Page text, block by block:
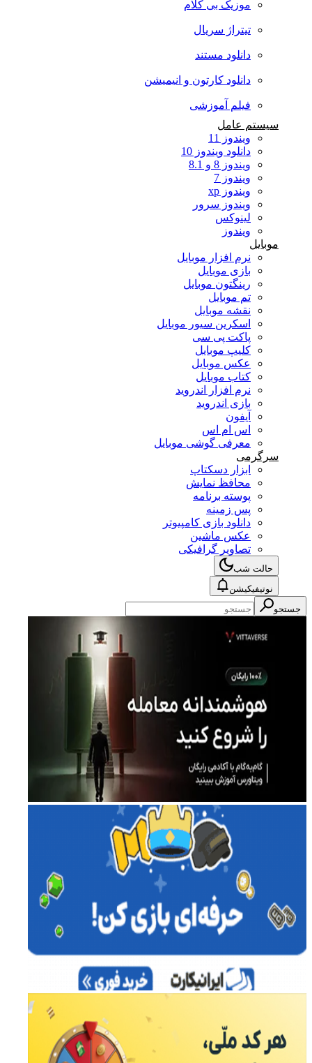
موزیک بی کلام
تیتراژ سریال
دانلود مستند
دانلود کارتون و انیمیشن
فیلم آموزشی
سیستم عامل
ویندوز 11
دانلود ویندوز 10
ویندوز 8 و 8.1
ویندوز 7
ویندوز xp
ویندوز سرور
لینوکس
ویندوز
موبایل
نرم افزار موبایل
بازی موبایل
رینگتون موبایل
تم موبایل
نقشه موبایل
اسکرین سیور موبایل
پاکت پی سی
کلیپ موبایل
عکس موبایل
کتاب موبایل
نرم افزار اندروید
بازی اندروید
آیفون
اس ام اس
معرفی گوشی موبایل
سرگرمی
ابزار دسکتاپ
محافظ نمایش
پوسته برنامه
پس زمینه
دانلود بازی کامپیوتر
عکس ماشین
تصاویر گرافیکی
حالت شب
نوتیفیکیشن
جستجو